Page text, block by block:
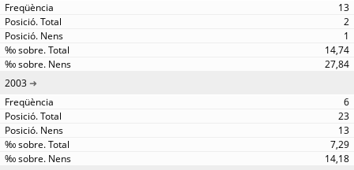
13
2
1
14,74
27,84
2003
6
23
13
7,29
14,18